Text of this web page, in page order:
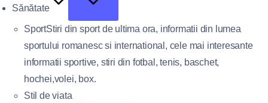
Sănătate
SportStiri din sport de ultima ora, informatii din lumea
sportului romanesc si international, cele mai interesante
informatii sportive, stiri din fotbal, tenis, baschet,
hochei,volei, box.
Stil de viata